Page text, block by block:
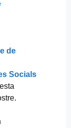
de
Socials